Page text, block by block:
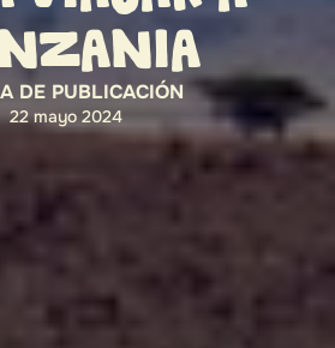
DE PUBLICACIÓN
22 mayo 2024